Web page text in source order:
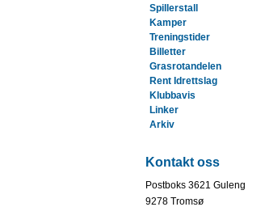
Spillerstall
Kamper
Treningstider
Billetter
Grasrotandelen
Rent Idrettslag
Klubbavis
Linker
Arkiv
Kontakt oss
Postboks 3621 Guleng
9278 Tromsø